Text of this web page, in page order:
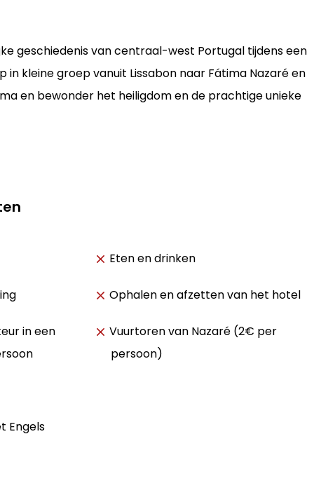
geschiedenis van centraal-west Portugal tijdens een
in kleine groep vanuit Lissabon naar Fátima Nazaré en
en bewonder het heiligdom en de prachtige unieke
in een
Engels
Eten en drinken
Ophalen en afzetten van het hotel
Vuurtoren van Nazaré (2€ per
persoon)